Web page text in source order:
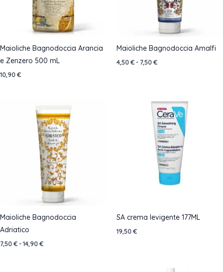
Maioliche Bagnodoccia Arancia
e Zenzero 500 mL
10,90€
Maioliche Bagnodoccia Amalfi
4,50€-7,50€Fascia
a
7,50 €
Maioliche Bagnodoccia
Adriatico
7,50€-14,90€Fascia
SA crema levigente 177ML
19,50€